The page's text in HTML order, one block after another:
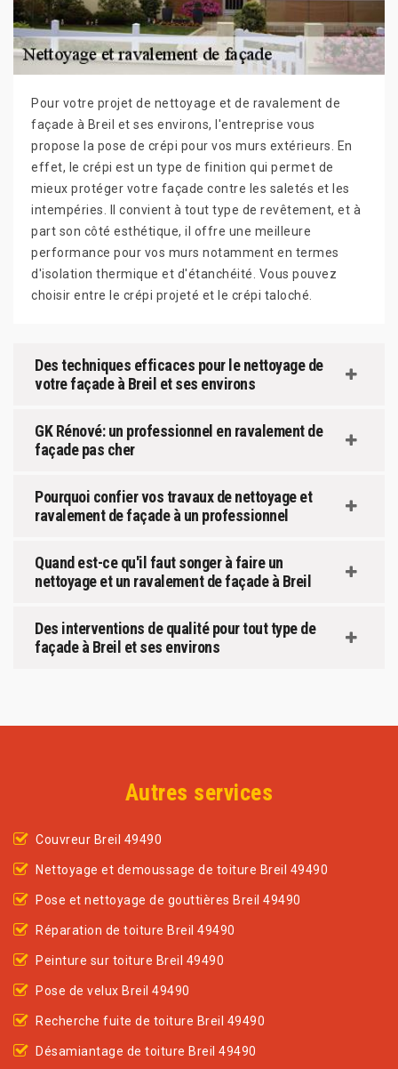
Pour votre projet de nettoyage et de ravalement de
façade à Breil et ses environs, l'entreprise vous
propose la pose de crépi pour vos murs extérieurs. En
effet, le crépi est un type de finition qui permet de
mieux protéger votre façade contre les saletés et les
intempéries. Il convient à tout type de revêtement, et à
part son côté esthétique, il offre une meilleure
performance pour vos murs notamment en termes
d'isolation thermique et d'étanchéité. Vous pouvez
choisir entre le crépi projeté et le crépi taloché.
Des techniques efficaces pour le nettoyage de
votre façade à Breil et ses environs
GK Rénové: un professionnel en ravalement de
façade pas cher
Pourquoi confier vos travaux de nettoyage et
ravalement de façade à un professionnel
Quand est-ce qu'il faut songer à faire un
nettoyage et un ravalement de façade à Breil
Des interventions de qualité pour tout type de
façade à Breil et ses environs
Autres services
Couvreur Breil 49490
Nettoyage et demoussage de toiture Breil 49490
Pose et nettoyage de gouttières Breil 49490
Réparation de toiture Breil 49490
Peinture sur toiture Breil 49490
Pose de velux Breil 49490
Recherche fuite de toiture Breil 49490
Désamiantage de toiture Breil 49490